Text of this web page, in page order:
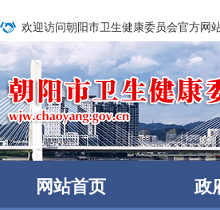
欢迎访问朝阳市卫生健康委员会官方网站
网站首页 政